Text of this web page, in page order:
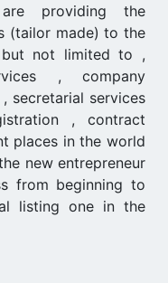
are providing the
(tailor made) to the
but not limited to ,
, company
secretarial services
, contract
places in the world
new entrepreneur
from beginning to
listing one in the